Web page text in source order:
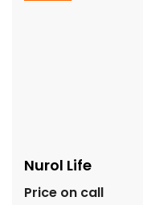
Nurol Life
Price on call